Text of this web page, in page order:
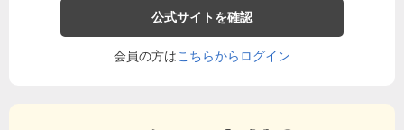
公式サイトを確認
会員の方はこちらからログイン